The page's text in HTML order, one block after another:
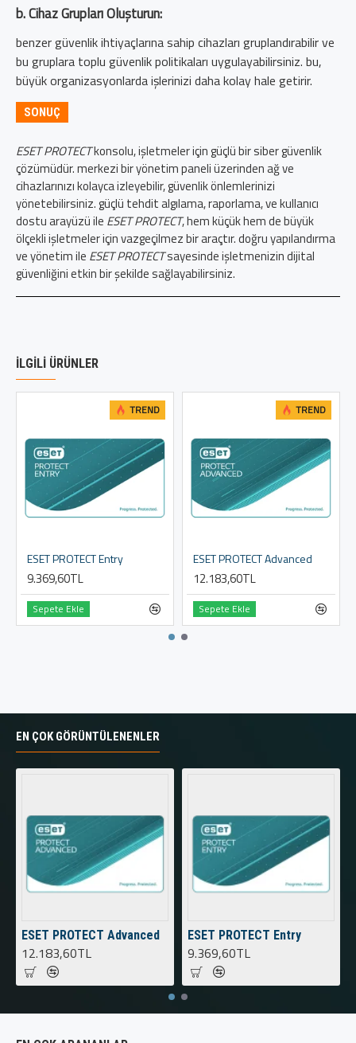
b. Cihaz Grupları Oluşturun:
benzer güvenlik ihtiyaçlarına sahip cihazları gruplandırabilir ve
bu gruplara toplu güvenlik politikaları uygulayabilirsiniz. bu,
büyük organizasyonlarda işlerinizi daha kolay hale getirir.
SONUÇ
ESET PROTECTkonsolu, işletmeler için güçlü bir siber güvenlik
çözümüdür. merkezi bir yönetim paneli üzerinden ağ ve
cihazlarınızı kolayca izleyebilir, güvenlik önlemlerinizi
yönetebilirsiniz. güçlü tehdit algılama, raporlama, ve kullanıcı
dostu arayüzü ile ESET PROTECT, hem küçük hem de büyük
ölçekli işletmeler için vazgeçilmez bir araçtır. doğru yapılandırma
ve yönetim ile ESET PROTECTsayesinde işletmenizin dijital
güvenliğini etkin bir şekilde sağlayabilirsiniz.
İLGILI ÜRÜNLER
TREND
ESET PROTECT Entry
9.369,60TL
Sepete Ekle
TREND
ESET PROTECT Advanced
12.183,60TL
Sepete Ekle
EN ÇOK GÖRÜNTÜLENENLER
ESET PROTECT Advanced
12.183,60TL
ESET PROTECT Entry
9.369,60TL